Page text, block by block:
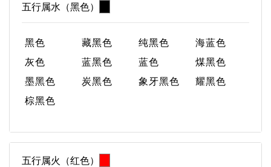
五行属水（黑色）
黑色 藏黑色 纯黑色
海蓝色
灰色
蓝黑色 蓝色
煤黑色
墨黑色
炭黑色 象牙黑色
耀黑色
棕黑色
五行属火（红色）